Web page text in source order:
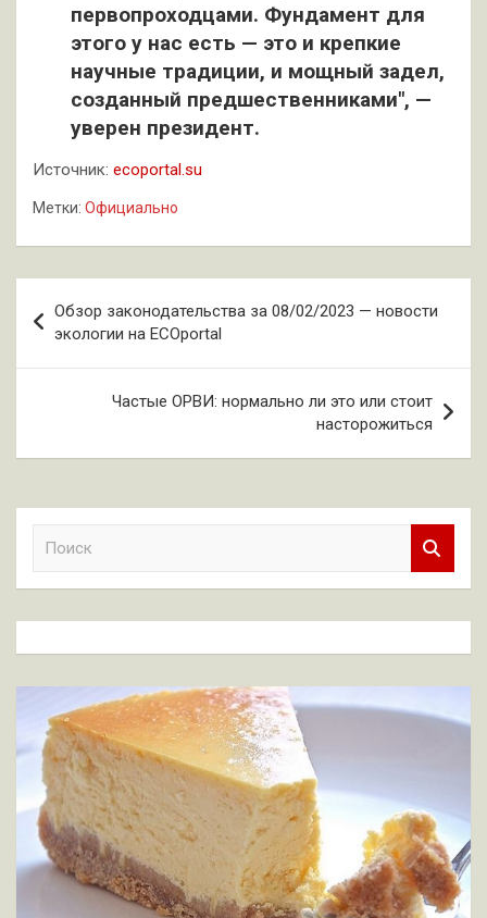
первопроходцами. Фундамент для
этого у нас есть — это и крепкие
научные традиции, и мощный задел,
созданный предшественниками", —
уверен президент.
Источник: ecoportal.su
Метки: Официально
по
записям
Обзор законодательства за 08/02/2023 — новости
экологии на ECOportal
Частые ОРВИ: нормально ли это или стоит
насторожиться
к